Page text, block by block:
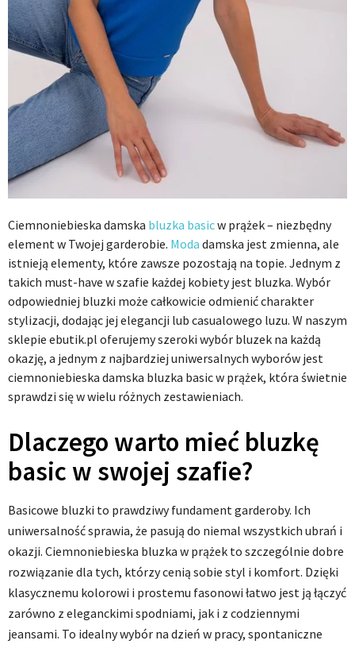
Ciemnoniebieska damska bluzka basicw prążek – niezbędny
element w Twojej garderobie. Moda damska jest zmienna, ale
istnieją elementy, które zawsze pozostają na topie. Jednym z
takich must-have w szafie każdej kobiety jest bluzka. Wybór
odpowiedniej bluzki może całkowicie odmienić charakter
stylizacji, dodając jej elegancji lub casualowego luzu. W naszym
sklepie ebutik.pl oferujemy szeroki wybór bluzek na każdą
okazję, a jednym z najbardziej uniwersalnych wyborów jest
ciemnoniebieska damska bluzka basic w prążek, która świetnie
sprawdzi się w wielu różnych zestawieniach.
Dlaczego warto mieć bluzkę
basic w swojej szafie?
Basicowe bluzki to prawdziwy fundament garderoby. Ich
uniwersalność sprawia, że pasują do niemal wszystkich ubrań i
okazji. Ciemnoniebieska bluzka w prążek to szczególnie dobre
rozwiązanie dla tych, którzy cenią sobie styl i komfort. Dzięki
klasycznemu kolorowi i prostemu fasonowi łatwo jest ją łączyć
zarówno z eleganckimi spodniami, jak i z codziennymi
jeansami. To idealny wybór na dzień w pracy, spontaniczne